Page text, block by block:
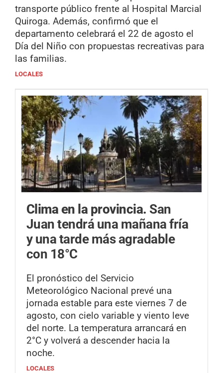
transporte público frente al Hospital Marcial
Quiroga. Además, confirmó que el
departamento celebrará el 22 de agosto el
Día del Niño con propuestas recreativas para
las familias.
LOCALES
Clima en la provincia. San
Juan tendrá una mañana fría
y una tarde más agradable
con 18°C
El pronóstico del Servicio
Meteorológico Nacional prevé una
jornada estable para este viernes 7 de
agosto, con cielo variable y viento leve
del norte. La temperatura arrancará en
2°C y volverá a descender hacia la
noche.
LOCALES